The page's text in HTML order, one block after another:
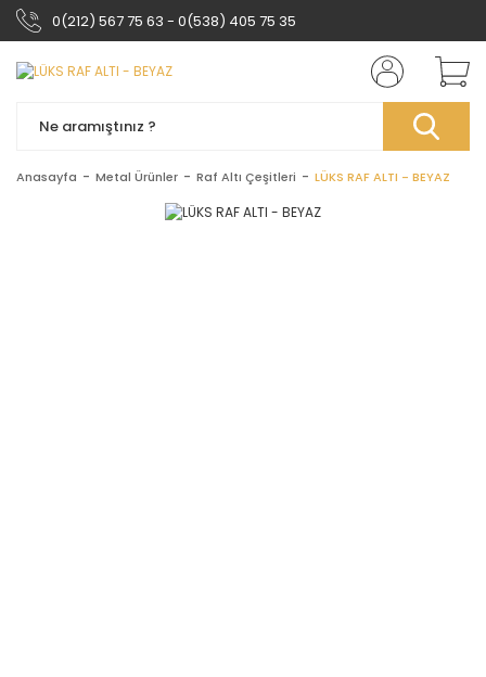
0(212) 567 75 63 - 0(538) 405 75 35
Anasayfa Metal Ürünler Raf Altı Çeşitleri LÜKS RAF ALTI - BEYAZ